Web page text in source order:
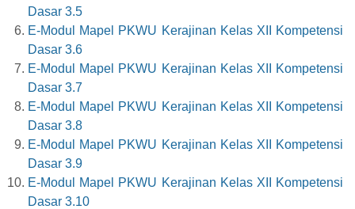
Dasar 3.5
E-Modul Mapel PKWU Kerajinan Kelas XII Kompetensi
Dasar 3.6
E-Modul Mapel PKWU Kerajinan Kelas XII Kompetensi
Dasar 3.7
E-Modul Mapel PKWU Kerajinan Kelas XII Kompetensi
Dasar 3.8
E-Modul Mapel PKWU Kerajinan Kelas XII Kompetensi
Dasar 3.9
E-Modul Mapel PKWU Kerajinan Kelas XII Kompetensi
Dasar 3.10